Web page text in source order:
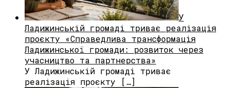
У
Ладижинській громаді триває реалізація
проєкту «Справедлива трансформація
Ладижинської громади: розвиток через
учасництво та партнерства»
У Ладижинській громаді триває
реалізація проєкту […]